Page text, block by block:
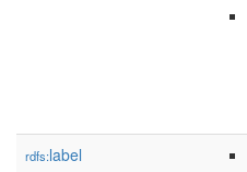
rdfs:label